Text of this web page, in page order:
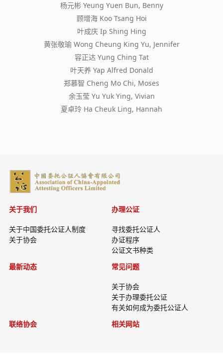
杨元彬 Yeung Yuen Bun, Benny
顾增海 Koo Tsang Hoi
叶成庆 Ip Shing Hing
黄张敬瑜 Wong Cheung King Yu, Jennifer
容正达 Yung Ching Tat
叶天养 Yap Alfred Donald
郑慕智 Cheng Mo Chi, Moses
余玉莹 Yu Yuk Ying, Vivian
夏卓玲 Ha Cheuk Ling, Hannah
关于我们
关于中国委托公证人制度
关于协会
办理公证
寻找委托公证人
办证程序
公证文书种类
最新动态
常见问题
关于协会
关于办理委托公证
有关如何成为委托公证人
联络协会
相关网站